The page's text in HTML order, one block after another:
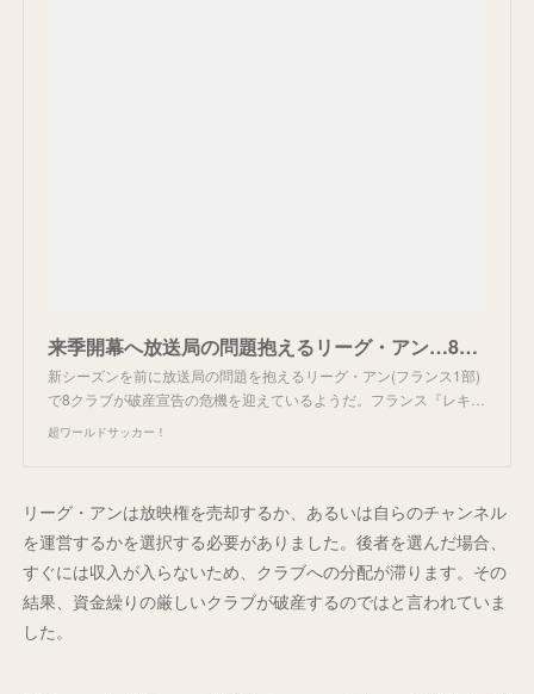
来季開幕へ放送局の問題抱えるリーグ・アン…8クラブに破産宣告の危機… - 超ワールドサッカー！
新シーズンを前に放送局の問題を抱えるリーグ・アン(フランス1部)
で8クラブが破産宣告の危機を迎えているようだ。フランス『レキ…
超ワールドサッカー！
リーグ・アンは放映権を売却するか、あるいは自らのチャンネル
を運営するかを選択する必要がありました。後者を選んだ場合、
すぐには収入が入らないため、クラブへの分配が滞ります。その
結果、資金繰りの厳しいクラブが破産するのではと言われていま
した。